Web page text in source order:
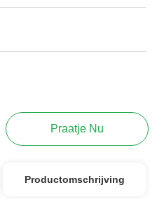
Praatje Nu
Productomschrijving